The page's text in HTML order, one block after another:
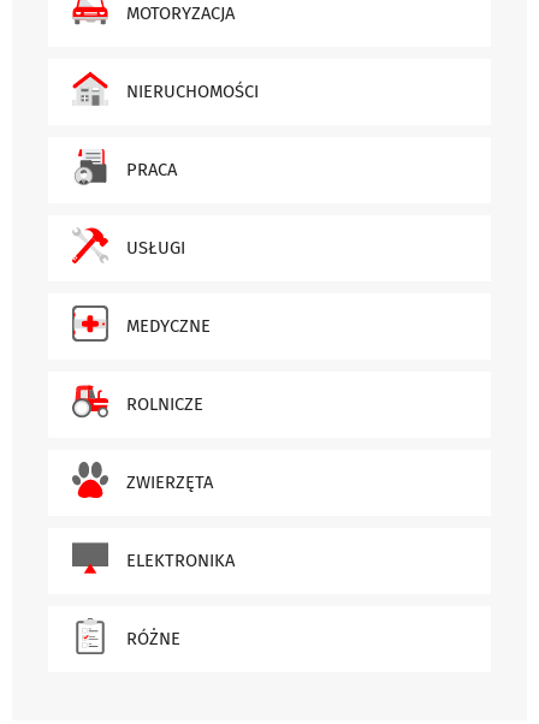
MOTORYZACJA
NIERUCHOMOŚCI
PRACA
USŁUGI
MEDYCZNE
ROLNICZE
ZWIERZĘTA
ELEKTRONIKA
RÓŻNE